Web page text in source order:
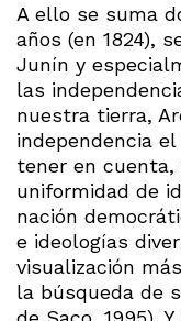
A ello se suma
años (en 1824),
Junín y
las
nuestra tierra,
independencia
tener en cuenta,
uniformidad de
nación
e ideologías
visualización
la búsqueda de